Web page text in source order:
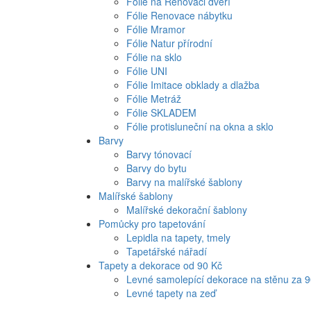
Fólie Renovace nábytku
Fólie Mramor
Fólie Natur přírodní
Fólie na sklo
Fólie UNI
Fólie Imitace obklady a dlažba
Fólie Metráž
Fólie SKLADEM
Fólie protisluneční na okna a sklo
Barvy
Barvy tónovací
Barvy do bytu
Barvy na malířské šablony
Malířské šablony
Malířské dekorační šablony
Pomůcky pro tapetování
Lepidla na tapety, tmely
Tapetářské nářadí
Tapety a dekorace od 90 Kč
Levné samolepící dekorace na stěnu za
Levné tapety na zeď